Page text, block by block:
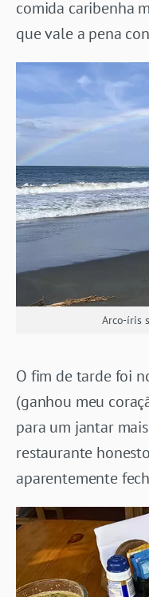
comida caribenha
que vale a pena
Arco-íris
O fim de tarde foi
(ganhou meu
para um jantar
restaurante
aparentemente